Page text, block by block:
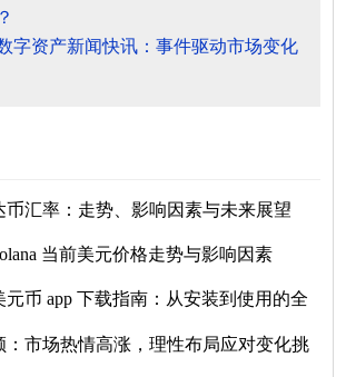
字资产新闻快讯：事件驱动市场变化
币汇率：走势、影响因素与未来展望
当前美元价格走势与影响因素
元币 app 下载指南：从安装到使用的全
：市场热情高涨，理性布局应对变化挑